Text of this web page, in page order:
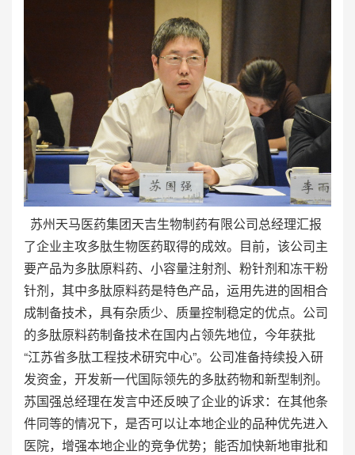
苏州天马医药集团天吉生物制药有限公司总经理汇报
了企业主攻多肽生物医药取得的成效。目前，该公司主
要产品为多肽原料药、小容量注射剂、粉针剂和冻干粉
针剂，其中多肽原料药是特色产品，运用先进的固相合
成制备技术，具有杂质少、质量控制稳定的优点。公司
的多肽原料药制备技术在国内占领先地位，今年获批
“江苏省多肽工程技术研究中心”。公司准备持续投入研
发资金，开发新一代国际领先的多肽药物和新型制剂。
苏国强总经理在发言中还反映了企业的诉求：在其他条
件同等的情况下，是否可以让本地企业的品种优先进入
医院，增强本地企业的竞争优势；能否加快新地审批和